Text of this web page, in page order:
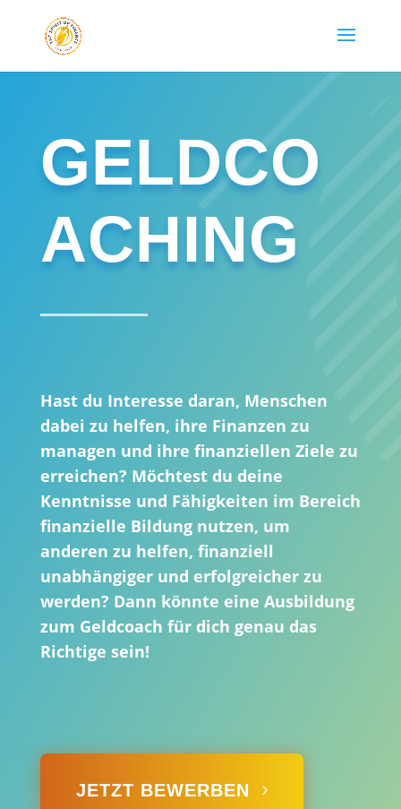
GELDCO
ACHING
Hast du Interesse daran, Menschen
dabei zu helfen, ihre Finanzen zu
managen und ihre finanziellen Ziele zu
erreichen? Möchtest du deine
Kenntnisse und Fähigkeiten im Bereich
finanzielle Bildung nutzen, um
anderen zu helfen, finanziell
unabhängiger und erfolgreicher zu
werden? Dann könnte eine Ausbildung
zum Geldcoach für dich genau das
Richtige sein!
JETZT BEWERBEN